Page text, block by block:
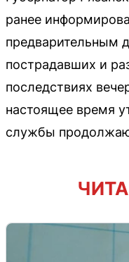
ранее
предварительным
пострадавших и
последствиях
настоящее время
службы